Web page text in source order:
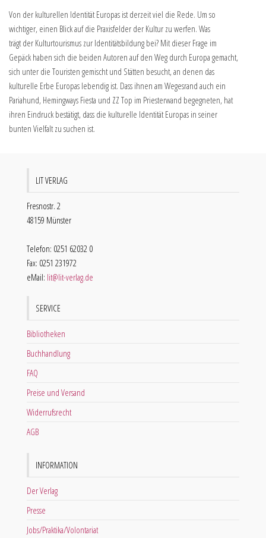
Von der kulturellen Identität Europas ist derzeit viel die Rede. Um so
wichtiger, einen Blick auf die Praxisfelder der Kultur zu werfen. Was
trägt der Kulturtourismus zur Identitätsbildung bei? Mit dieser Frage im
Gepäck haben sich die beiden Autoren auf den Weg durch Europa gemacht,
sich unter die Touristen gemischt und Stätten besucht, an denen das
kulturelle Erbe Europas lebendig ist. Dass ihnen am Wegesrand auch ein
Pariahund, Hemingways Fiesta und ZZ Top im Priesterwand begegneten, hat
ihren Eindruck bestätigt, dass die kulturelle Identität Europas in seiner
bunten Vielfalt zu suchen ist.
LIT VERLAG
Fresnostr. 2
48159 Münster
Telefon: 0251 62032 0
Fax: 0251 231972
eMail: lit@lit-verlag.de
SERVICE
Bibliotheken
Buchhandlung
FAQ
Preise und Versand
Widerrufsrecht
AGB
INFORMATION
Der Verlag
Presse
Jobs/Praktika/Volontariat